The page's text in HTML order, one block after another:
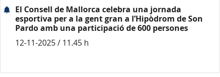
El Consell de Mallorca celebra una jornada
esportiva per a la gent gran a l’Hipòdrom de Son
Pardo amb una participació de 600 persones
12-11-2025 / 11.45 h